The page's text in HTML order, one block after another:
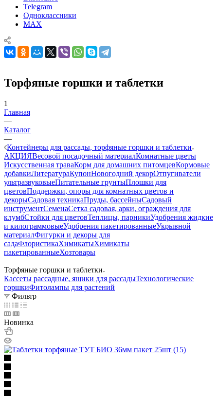
Telegram
Одноклассники
MAX
Торфяные горшки и таблетки
1
Главная
—
Каталог
—
Контейнеры для рассады, торфяные горшки и таблетки
АКЦИЯВесовой посадочный материалКомнатные цветы
Искусственная траваКорм для домашних питомцевКормовые
добавкиЛитератураКупонНовогодний декорОтпугиватели
ультразвуковыеПитательные грунтыПлошки для
цветовПоддержки, опоры для комнатных цветов и
декорыСадовая техникаПруды, бассейныСадовый
инструментСеменаСетка садовая, арки, ограждения для
клумбСтойки для цветовТеплицы, парникиУдобрения жидкие
и килограммовыеУдобрения пакетированныеУкрывной
материалФигурки и декоры для
садаФлористикаХимикатыХимикаты
пакетированныеХозтовары
—
Торфяные горшки и таблетки
Кассеты рассадные, ящики для рассадыТехнологические
горшкиФитолампы для растений
Фильтр
Новинка